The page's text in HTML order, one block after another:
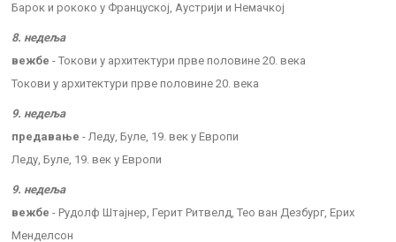
Барок и рококо у Француској, Аустрији и Немачкој
8. недеља
вежбе - Токови у архитектури прве половине 20. века
Токови у архитектури прве половине 20. века
9. недеља
предавање - Леду, Буле, 19. век у Европи
Леду, Буле, 19. век у Европи
9. недеља
вежбе - Рудолф Штајнер, Герит Ритвелд, Тео ван Дезбург, Ерих
Менделсон